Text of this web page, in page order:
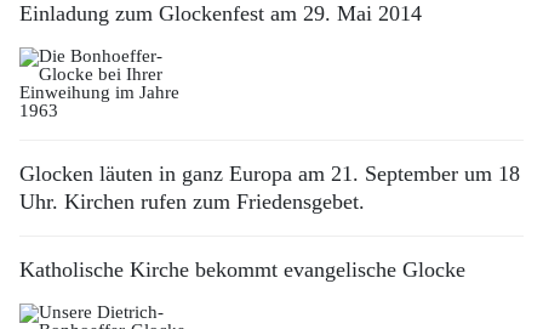
Einladung zum Glockenfest am 29. Mai 2014
Glocken läuten in ganz Europa am 21. September um 18
Uhr. Kirchen rufen zum Friedensgebet.
Katholische Kirche bekommt evangelische Glocke